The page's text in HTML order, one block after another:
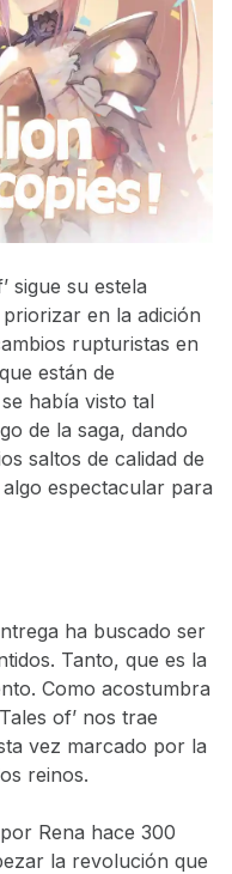
sigue su estela
en la adición
rupturistas en
están de
había visto tal
de la saga, dando
saltos de calidad de
espectacular para
ha buscado ser
Tanto, que es la
Como acostumbra
of’ nos trae
vez marcado por la
reinos.
Rena hace 300
la revolución que